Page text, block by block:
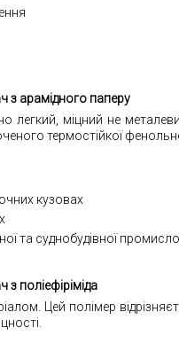
з арамідного паперу
легкий, міцний не
термостійкої
кузовах
та суднобудівної
поліефіріміда
Цей полімер